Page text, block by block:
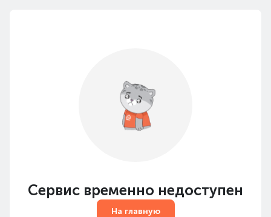
Сервис временно недоступен
На главную